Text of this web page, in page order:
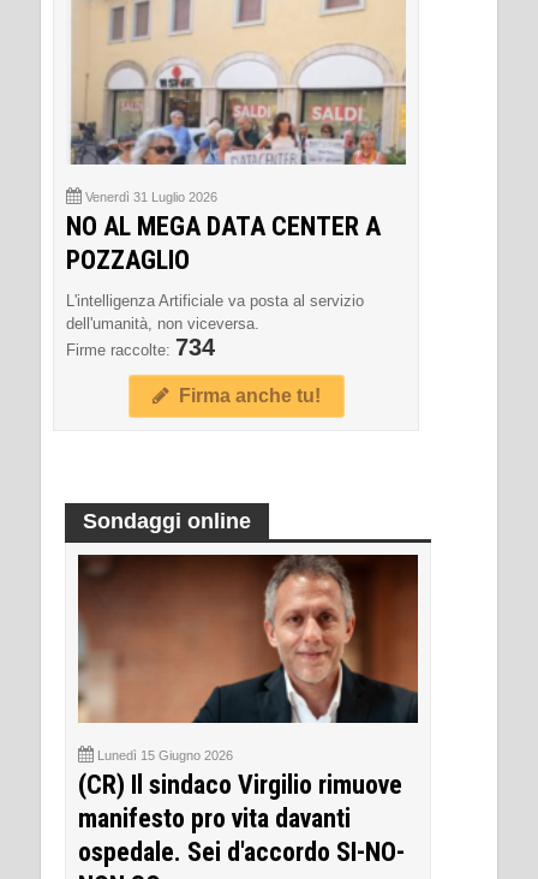
Venerdì 31 Luglio 2026
NO AL MEGA DATA CENTER A
POZZAGLIO
L'intelligenza Artificiale va posta al servizio
dell'umanità, non viceversa.
Firme raccolte: 734
Firma anche tu!
Sondaggi online
Lunedì 15 Giugno 2026
(CR) Il sindaco Virgilio rimuove
manifesto pro vita davanti
ospedale. Sei d'accordo SI-NO-